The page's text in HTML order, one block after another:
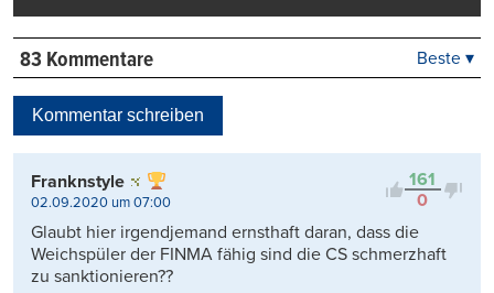
83 Kommentare
Kontrovers
Beste ▾
Kommentar schreiben
161
0
Franknstyle
02.09.2020 um 07:00
Glaubt hier irgendjemand ernsthaft daran, dass die
Weichspüler der FINMA fähig sind die CS schmerzhaft
zu sanktionieren??